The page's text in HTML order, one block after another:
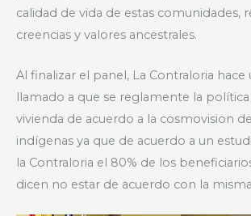
calidad de vida de estas comunidades,
creencias y valores ancestrales.
Al finalizar el panel, La Contraloria hace
llamado a que se reglamente la
vivienda de acuerdo a la cosmovision
indígenas ya que de acuerdo a un
la Contraloria el 80% de los
dicen no estar de acuerdo con la